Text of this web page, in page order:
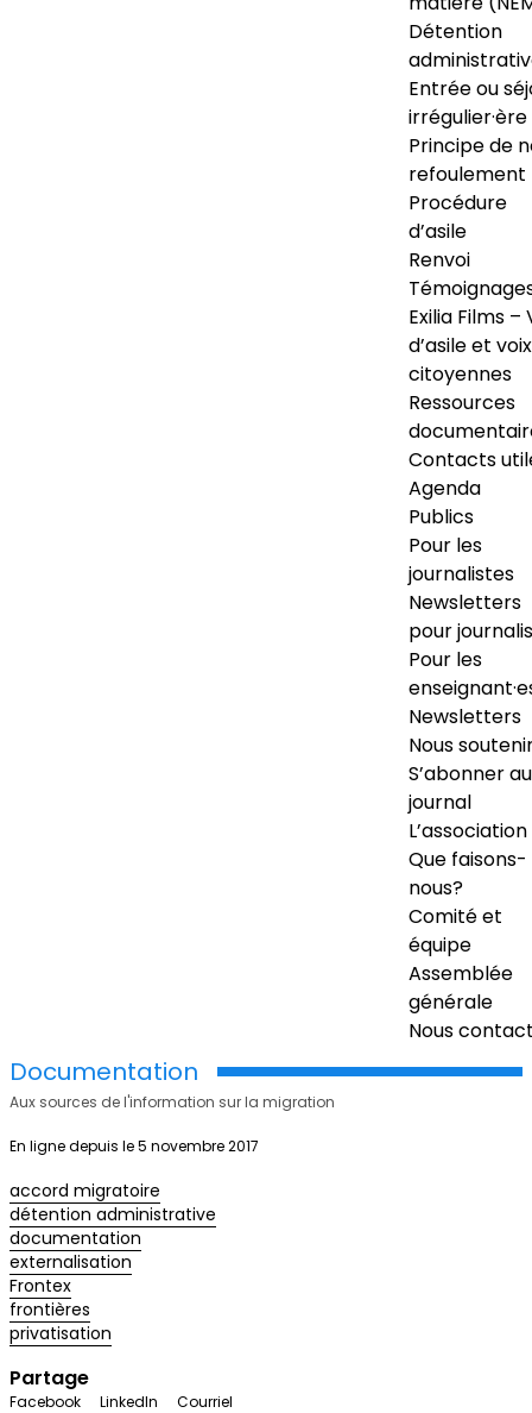
Détention
Entrée ou
irrégulier·ère
Principe de
refoulement
Procédure
d’asile
Renvoi
Exilia Films –
d’asile et voix
citoyennes
Ressources
Contacts
Agenda
Publics
Pour les
journalistes
Newsletters
pour
Pour les
Newsletters
Nous
S’abonner au
journal
L’association
Que faisons-
nous?
Comité et
équipe
Assemblée
générale
Nous
Documentation
Aux sources de l'information sur la migration
En ligne depuis le 5 novembre 2017
accord migratoire
détention administrative
documentation
externalisation
Frontex
frontières
privatisation
Partage
Facebook LinkedIn Courriel